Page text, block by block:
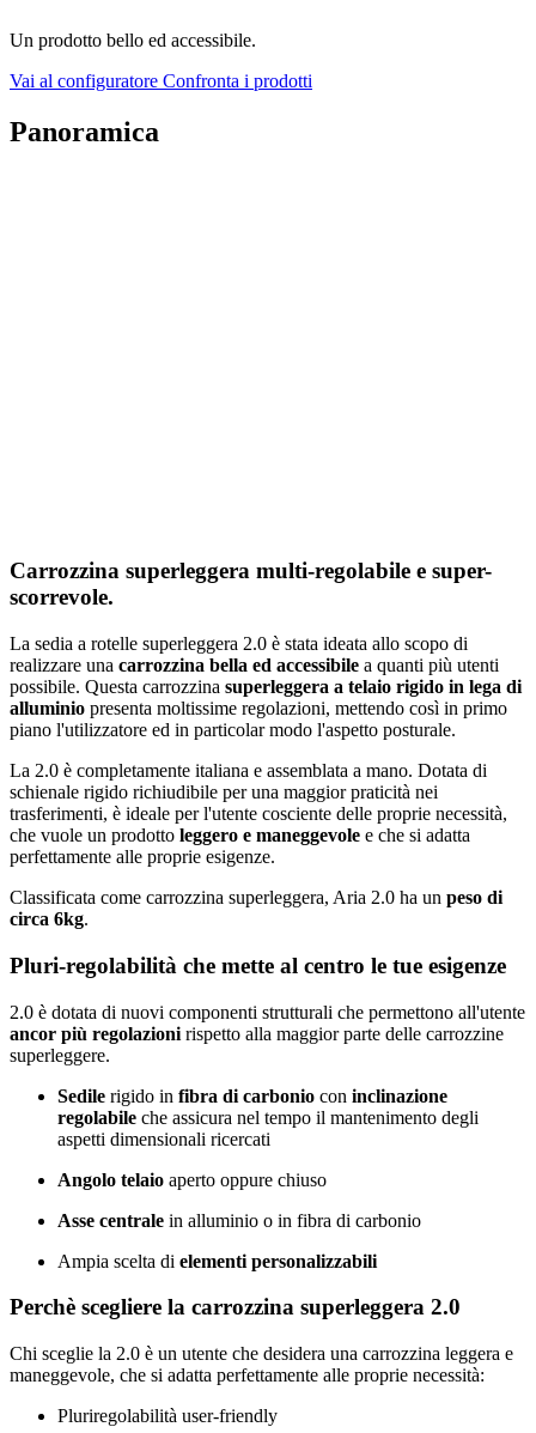
Un prodotto bello ed accessibile.
Vai al configuratore Confronta i prodotti
Panoramica
Carrozzina superleggera multi-regolabile e super-
scorrevole.
La sedia a rotelle superleggera 2.0 è stata ideata allo scopo di
realizzare una carrozzina bella ed accessibile a quanti più utenti
possibile. Questa carrozzina superleggera a telaio rigido in lega di
alluminio presenta moltissime regolazioni, mettendo così in primo
piano l'utilizzatore ed in particolar modo l'aspetto posturale.
La 2.0 è completamente italiana e assemblata a mano. Dotata di
schienale rigido richiudibile per una maggior praticità nei
trasferimenti, è ideale per l'utente cosciente delle proprie necessità,
che vuole un prodotto leggero e maneggevole e che si adatta
perfettamente alle proprie esigenze.
Classificata come carrozzina superleggera, Aria 2.0 ha un peso di
circa 6kg.
Pluri-regolabilità che mette al centro le tue esigenze
2.0 è dotata di nuovi componenti strutturali che permettono all'utente
ancor più regolazioni rispetto alla maggior parte delle carrozzine
superleggere.
Sedile rigido in fibra di carbonio con inclinazione
regolabile che assicura nel tempo il mantenimento degli
aspetti dimensionali ricercati
Angolo telaio aperto oppure chiuso
Asse centrale in alluminio o in fibra di carbonio
Ampia scelta di elementi personalizzabili
Perchè scegliere la carrozzina superleggera 2.0
Chi sceglie la 2.0 è un utente che desidera una carrozzina leggera e
maneggevole, che si adatta perfettamente alle proprie necessità:
Pluriregolabilità user-friendly